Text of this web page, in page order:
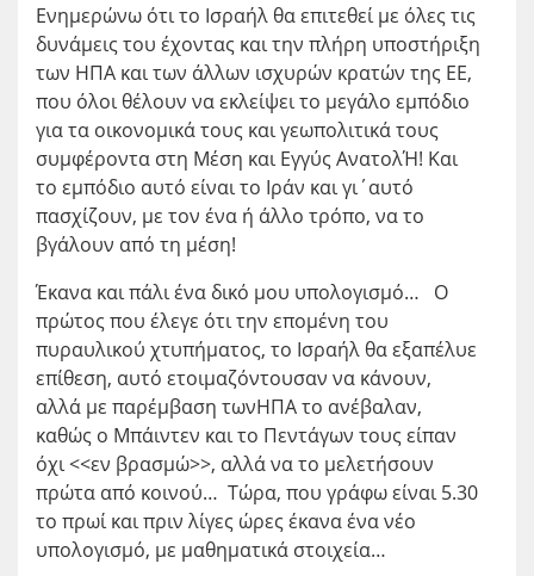
Ενημερώνω ότι το Ισραήλ θα επιτεθεί με όλες τις
δυνάμεις του έχοντας και την πλήρη υποστήριξη
των ΗΠΑ και των άλλων ισχυρών κρατών της ΕΕ,
που όλοι θέλουν να εκλείψει το μεγάλο εμπόδιο
για τα οικονομικά τους και γεωπολιτικά τους
συμφέροντα στη Μέση και Εγγύς ΑνατολΉ! Και
το εμπόδιο αυτό είναι το Ιράν και γι΄αυτό
πασχίζουν, με τον ένα ή άλλο τρόπο, να το
βγάλουν από τη μέση!
Έκανα και πάλι ένα δικό μου υπολογισμό… Ο
πρώτος που έλεγε ότι την επομένη του
πυραυλικού χτυπήματος, το Ισραήλ θα εξαπέλυε
επίθεση, αυτό ετοιμαζόντουσαν να κάνουν,
αλλά με παρέμβαση τωνΗΠΑ το ανέβαλαν,
καθώς ο Μπάιντεν και το Πεντάγων τους είπαν
όχι <<εν βρασμώ>>, αλλά να το μελετήσουν
πρώτα από κοινού… Τώρα, που γράφω είναι 5.30
το πρωί και πριν λίγες ώρες έκανα ένα νέο
υπολογισμό, με μαθηματικά στοιχεία…